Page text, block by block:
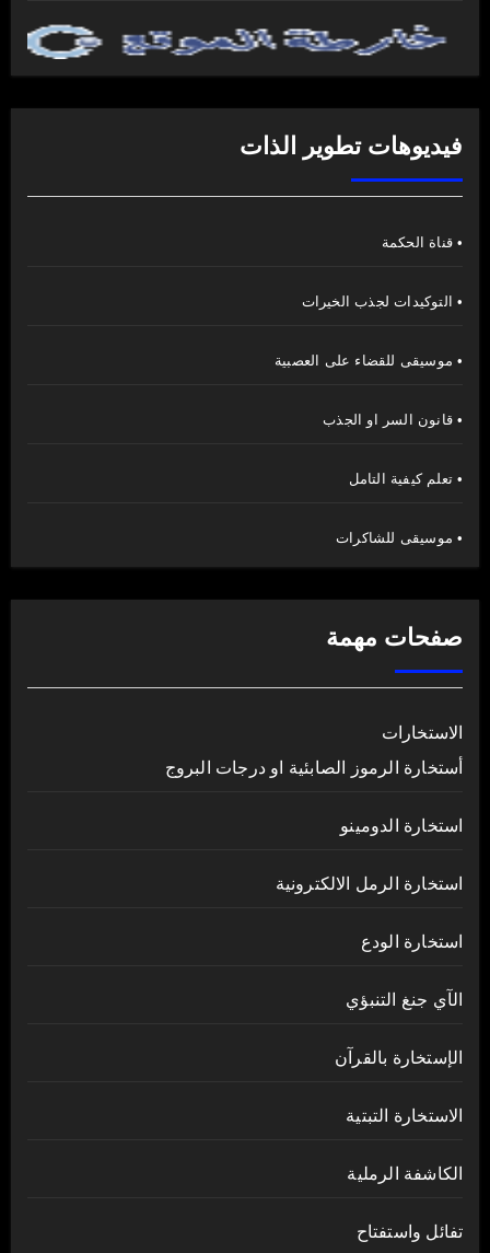
فيديوهات تطوير الذات
• قناة الحكمة
• التوكيدات لجذب الخيرات
• موسيقى للقضاء على العصبية
• قانون السر او الجذب
• تعلم كيفية التامل
• موسيقى للشاكرات
صفحات مهمة
الاستخارات
أستخارة الرموز الصابئية او درجات البروج
استخارة الدومينو
استخارة الرمل الالكترونية
استخارة الودع
الآي جنغ التنبؤي
الإستخارة بالقرآن
الاستخارة التبتية
الكاشفة الرملية
تفائل واستفتاح